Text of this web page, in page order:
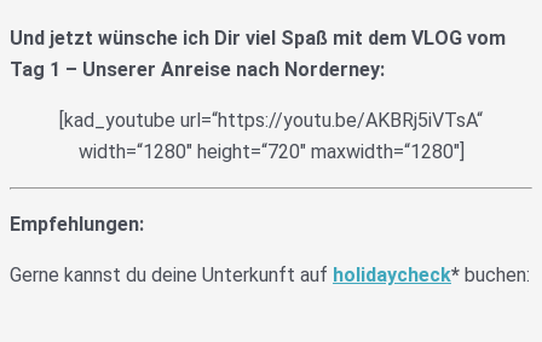
Und jetzt wünsche ich Dir viel Spaß mit dem VLOG vom
Tag 1 – Unserer Anreise nach Norderney:
[kad_youtube url=“https://youtu.be/AKBRj5iVTsA“
width=“1280″ height=“720″ maxwidth=“1280″]
Empfehlungen:
Gerne kannst du deine Unterkunft auf holidaycheck* buchen: